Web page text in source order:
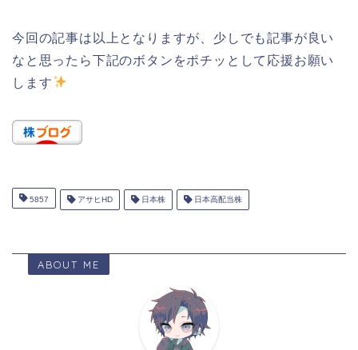
今回の記事は以上となりますが、少しでも記事が良い
なと思ったら下記のボタンをポチッとして応援お願い
します
5857 アサヒHD 日本株 日本高配当株
ABOUT ME